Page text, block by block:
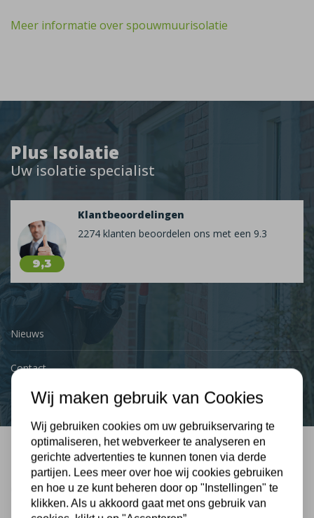
Plus Isolatie
Uw isolatie specialist
9,3
Klantbeoordelingen
2274 klanten beoordelen ons met een 9.3
Nieuws
Contact
Bel mij terug
Gratis, vrijblijvend advies
Meer informatie over spouwmuurisolatie
Wij maken gebruik van Cookies
Wij gebruiken cookies om uw gebruikservaring te
optimaliseren, het webverkeer te analyseren en
gerichte advertenties te kunnen tonen via derde
partijen. Lees meer over hoe wij cookies gebruiken
en hoe u ze kunt beheren door op "Instellingen" te
klikken. Als u akkoord gaat met ons gebruik van